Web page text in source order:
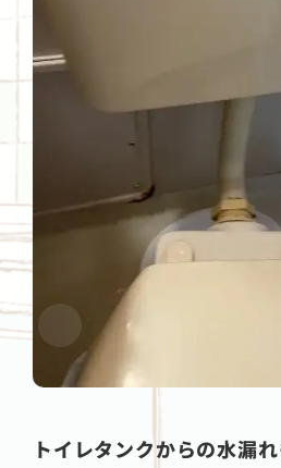
トイレタンクからの水漏